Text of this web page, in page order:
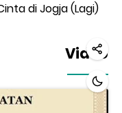
di Jogja (Lagi)
Video